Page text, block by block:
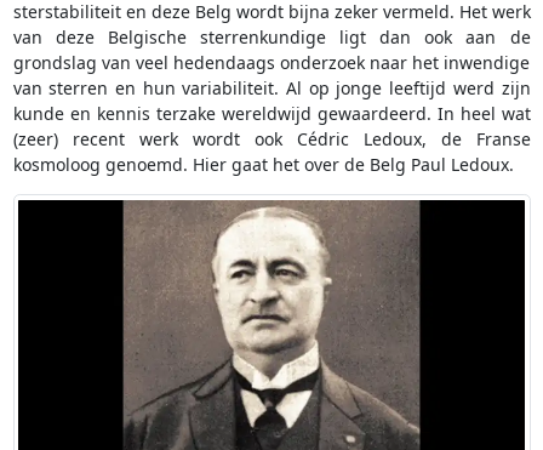
sterstabiliteit en deze Belg wordt bijna zeker vermeld. Het werk
van deze Belgische sterrenkundige ligt dan ook aan de
grondslag van veel hedendaags onderzoek naar het inwendige
van sterren en hun variabiliteit. Al op jonge leeftijd werd zijn
kunde en kennis terzake wereldwijd gewaardeerd. In heel wat
(zeer) recent werk wordt ook Cédric Ledoux, de Franse
kosmoloog genoemd. Hier gaat het over de Belg Paul Ledoux.